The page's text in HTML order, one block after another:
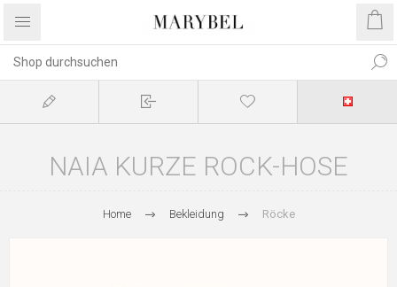
NAIA KURZE ROCK-HOSE
Home Bekleidung Röcke